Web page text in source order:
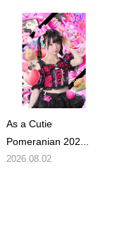
As a Cutie
Pomeranian 202...
2026.08.02